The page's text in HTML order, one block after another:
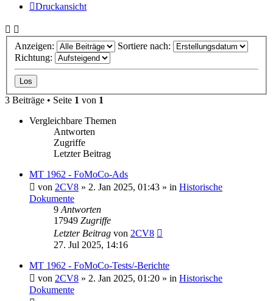
Druckansicht
Anzeigen:
Sortiere nach:
Richtung:
3 Beiträge • Seite 1 von 1
Vergleichbare Themen
Antworten
Zugriffe
Letzter Beitrag
MT 1962 - FoMoCo-Ads
von 2CV8 » 2. Jan 2025, 01:43 » in Historische
Dokumente
9 Antworten
17949 Zugriffe
Letzter Beitrag von 2CV8
27. Jul 2025, 14:16
MT 1962 - FoMoCo-Tests/-Berichte
von 2CV8 » 2. Jan 2025, 01:20 » in Historische
Dokumente